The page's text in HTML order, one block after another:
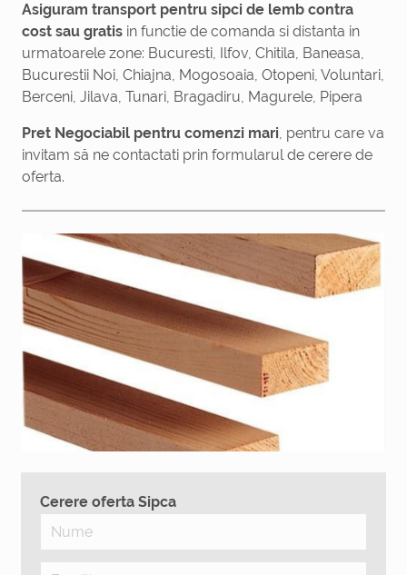
Asiguram transport pentru sipci de lemb contra
cost sau gratis in functie de comanda si distanta in
urmatoarele zone: Bucuresti, Ilfov, Chitila, Baneasa,
Bucurestii Noi, Chiajna, Mogosoaia, Otopeni, Voluntari,
Berceni, Jilava, Tunari, Bragadiru, Magurele, Pipera
Pret Negociabil pentru comenzi mari, pentru care va
invitam să ne contactati prin formularul de cerere de
oferta.
Cerere oferta Sipca